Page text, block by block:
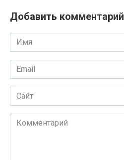
Добавить комментарий
Имя
Email
Сайт
Комментарий